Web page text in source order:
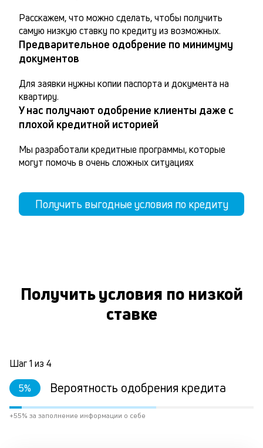
Расскажем, что можно сделать, чтобы получить
самую низкую ставку по кредиту из возможных.
Предварительное одобрение по минимуму
документов
Для заявки нужны копии паспорта и документа на
квартиру.
У нас получают одобрение клиенты даже с
плохой кредитной историей
Мы разработали кредитные программы, которые
могут помочь в очень сложных ситуациях
Получить выгодные условия по кредиту
Получить условия по низкой
ставке
Шаг1 из 4
5% Вероятность одобрения кредита
+55% за заполнение информации о себе